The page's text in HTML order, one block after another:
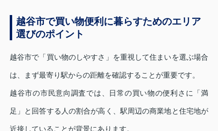
越谷市で買い物便利に暮らすためのエリア
選びのポイント
越谷市で「買い物のしやすさ」を重視して住まいを選ぶ場合
は、まず最寄り駅からの距離を確認することが重要です。
越谷市の市民意向調査では、日常の買い物の便利さに「満
足」と回答する人の割合が高く、駅周辺の商業地と住宅地が
近接していることが背景にあります。